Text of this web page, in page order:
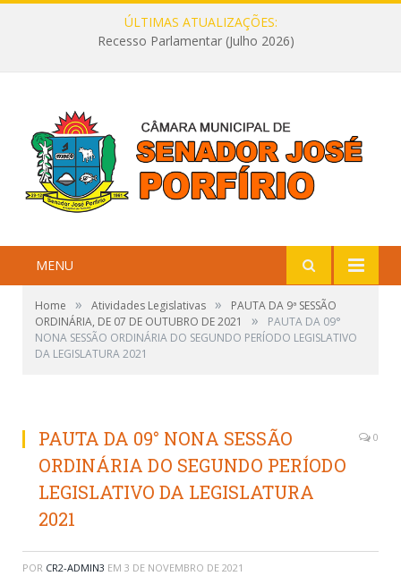
ÚLTIMAS ATUALIZAÇÕES:
Recesso Parlamentar (Julho 2026)
MENU
Home » Atividades Legislativas »
PAUTA DA 9ª SESSÃO
ORDINÁRIA, DE 07 DE OUTUBRO DE 2021
»
PAUTA DA 09°
NONA SESSÃO ORDINÁRIA DO SEGUNDO PERÍODO LEGISLATIVO
DA LEGISLATURA 2021
PAUTA DA 09° NONA SESSÃO
ORDINÁRIA DO SEGUNDO PERÍODO
LEGISLATIVO DA LEGISLATURA
2021
0
POR CR2-ADMIN3 EM 3 DE NOVEMBRO DE 2021